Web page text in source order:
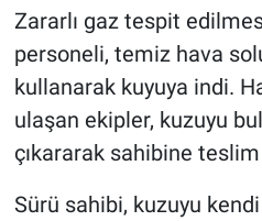
Zararlı gaz tespit
personeli, temiz hava
kullanarak kuyuya indi.
ulaşan ekipler, kuzuyu
çıkararak sahibine
Sürü sahibi, kuzuyu